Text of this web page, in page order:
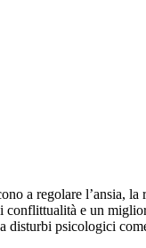
a regolare l’ansia,
e un
psicologici